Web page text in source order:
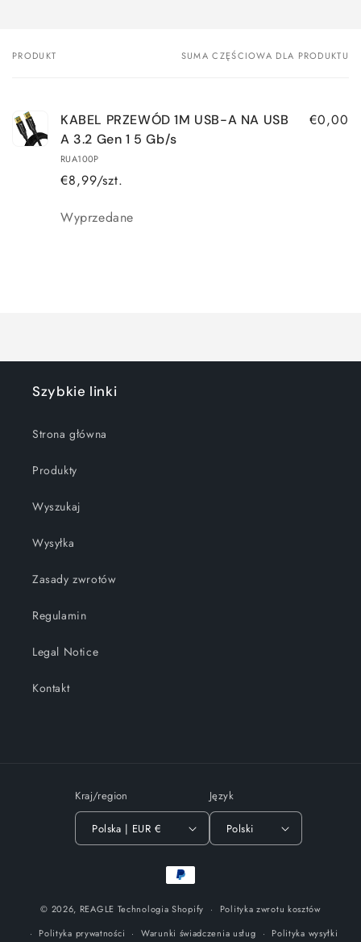
Twój
PRODUKT SUMA CZĘŚCIOWA DLA PRODUKTU
KABEL PRZEWÓD 1M USB-A NA USB
A 3.2 Gen 1 5 Gb/s
RUA100P
€8,99/szt.
€0,00
Ilość
Wyprzedane
Szybkie linki
Strona główna
Produkty
Wyszukaj
Wysyłka
Zasady zwrotów
Regulamin
Legal Notice
Kontakt
Kraj/region
Polska | EUR €
Język
Polski
Metody
płatności
© 2026, REAGLE Technologia Shopify
Polityka zwrotu kosztów
Polityka prywatności
Warunki świadczenia usług Polityka wysyłki